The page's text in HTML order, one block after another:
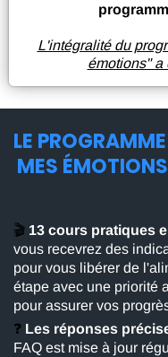
L'intégralité du
émotions" a
LE
MES
🎬 13 cours pratiques
vous recevrez des
pour vous libérer de
étape avec une priorité
pour assurer vos
❓ Les réponses
FAQ est mise à jour